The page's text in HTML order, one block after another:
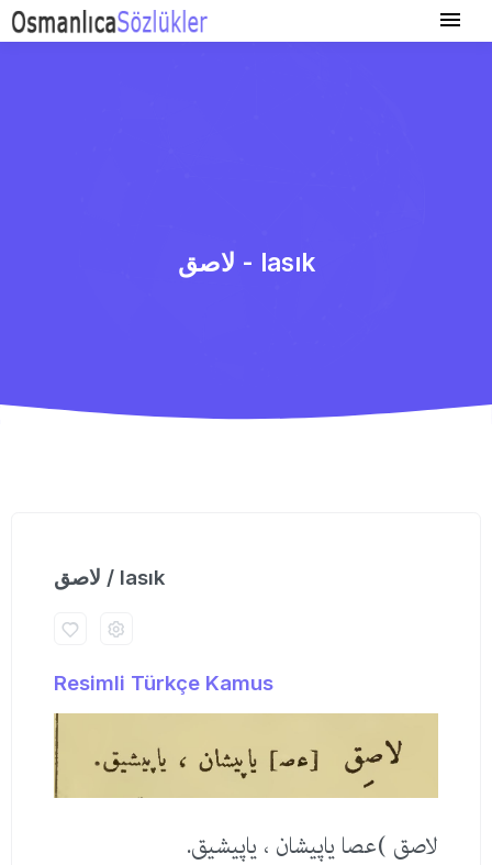
لاصق - lasık
لاصق / lasık
Resimli Türkçe Kamus
لاصق )عصا یاپیشان ، یاپیشیق.